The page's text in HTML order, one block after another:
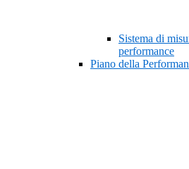
Sistema di
performance
Piano della